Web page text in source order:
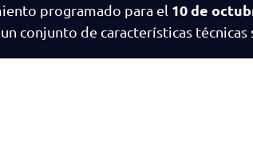
programado para el 10 de
conjunto de características técnicas